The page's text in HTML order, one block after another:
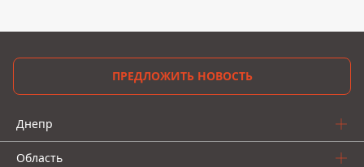
ПРЕДЛОЖИТЬ НОВОСТЬ
Днепр
Область